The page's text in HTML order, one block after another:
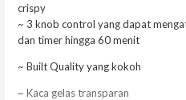
crispy
~ 3 knob control yang dapat
dan timer hingga 60 menit
~ Built Quality yang kokoh
~ Kaca gelas transparan